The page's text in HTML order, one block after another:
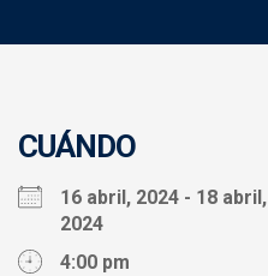
CUÁNDO
16 abril, 2024 - 18 abril,
2024
4:00 pm